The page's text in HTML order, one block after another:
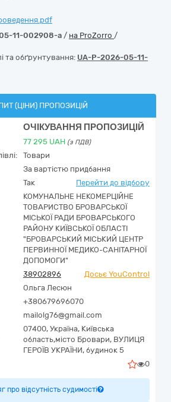
11-002908-a / на ProZorro /
та обґрунтування: UA-P-2026-05-11-
(ЦІНИ) ПРОПОЗИЦІЙ
ОЧІКУВАННЯ ПРОПОЗИЦІЙ
77 295 UAH (з ПДВ)
Товари
За вартістю придбання
Так Перейти до відбору
КОМУНАЛЬНЕ НЕКОМЕРЦІЙНЕ
ТОВАРИСТВО БРОВАРСЬКОЇ
МІСЬКОЇ РАДИ БРОВАРСЬКОГО
РАЙОНУ КИЇВСЬКОЇ ОБЛАСТІ
"БРОВАРСЬКИЙ МІСЬКИЙ ЦЕНТР
ПЕРВИННОЇ МЕДИКО-САНІТАРНОЇ
ДОПОМОГИ"
38902896
Досьє YouControl
Ольга Лесюн
+380679696070
mailolg76@gmail.com
07400, Україна, Київська
область,місто Бровари, ВУЛИЦЯ
ГЕРОЇВ УКРАЇНИ, будинок 5
0
про відсутність судимості